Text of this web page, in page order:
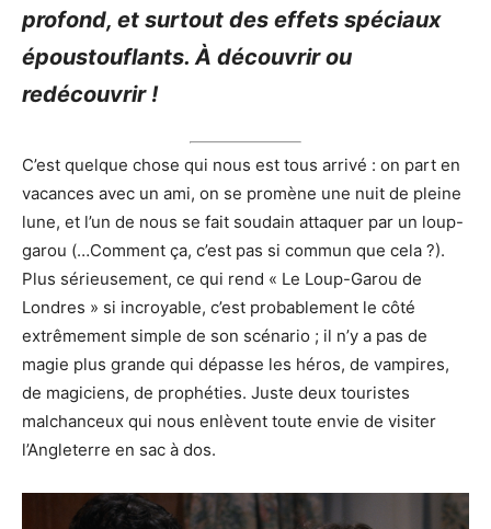
profond, et surtout des effets spéciaux
époustouflants. À découvrir ou
redécouvrir !
C’est quelque chose qui nous est tous arrivé : on part en
vacances avec un ami, on se promène une nuit de pleine
lune, et l’un de nous se fait soudain attaquer par un loup-
garou (…Comment ça, c’est pas si commun que cela ?).
Plus sérieusement, ce qui rend « Le Loup-Garou de
Londres » si incroyable, c’est probablement le côté
extrêmement simple de son scénario ; il n’y a pas de
magie plus grande qui dépasse les héros, de vampires,
de magiciens, de prophéties. Juste deux touristes
malchanceux qui nous enlèvent toute envie de visiter
l’Angleterre en sac à dos.